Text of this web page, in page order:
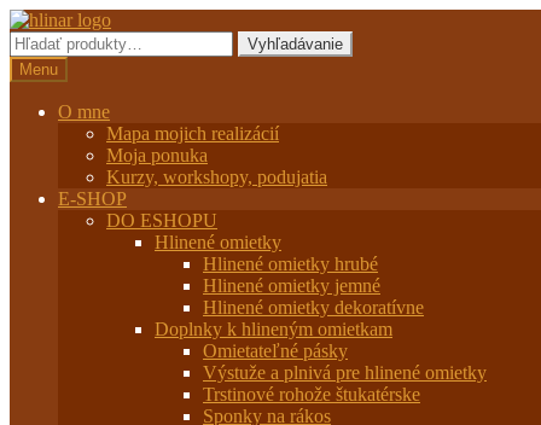
Preskočiť
na
navigáciu
Preskočiť
na
obsah
Hľadať:
Vyhľadávanie
Menu
O mne
Mapa mojich realizácií
Moja ponuka
Kurzy, workshopy, podujatia
E-SHOP
DO ESHOPU
Hlinené omietky
Hlinené omietky hrubé
Hlinené omietky jemné
Hlinené omietky dekoratívne
Doplnky k hlineným omietkam
Omietateľné pásky
Výstuže a plnivá pre hlinené omietky
Trstinové rohože štukatérske
Sponky na rákos